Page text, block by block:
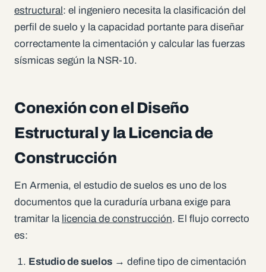
estructural: el ingeniero necesita la clasificación del
perfil de suelo y la capacidad portante para diseñar
correctamente la cimentación y calcular las fuerzas
sísmicas según la NSR-10.
Conexión con el Diseño
Estructural y la Licencia de
Construcción
En Armenia, el estudio de suelos es uno de los
documentos que la curaduría urbana exige para
tramitar la licencia de construcción. El flujo correcto
es:
Estudio de suelos → define tipo de cimentación